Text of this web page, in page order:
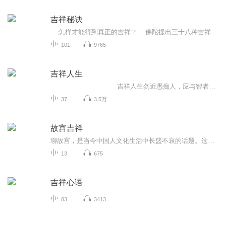
吉祥秘诀
101 9765
吉祥人生
37 3.5万
故宫吉祥
13 675
吉祥心语
83 3413